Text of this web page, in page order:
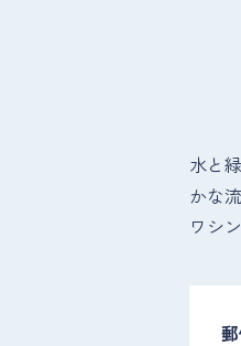
水と
かな
ワシ